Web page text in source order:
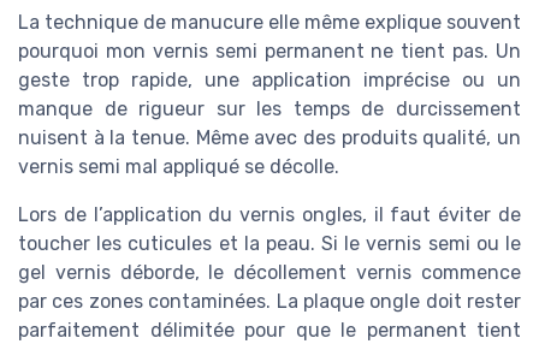
La technique de manucure elle même explique souvent
pourquoi mon vernis semi permanent ne tient pas. Un
geste trop rapide, une application imprécise ou un
manque de rigueur sur les temps de durcissement
nuisent à la tenue. Même avec des produits qualité, un
vernis semi mal appliqué se décolle.
Lors de l’application du vernis ongles, il faut éviter de
toucher les cuticules et la peau. Si le vernis semi ou le
gel vernis déborde, le décollement vernis commence
par ces zones contaminées. La plaque ongle doit rester
parfaitement délimitée pour que le permanent tient